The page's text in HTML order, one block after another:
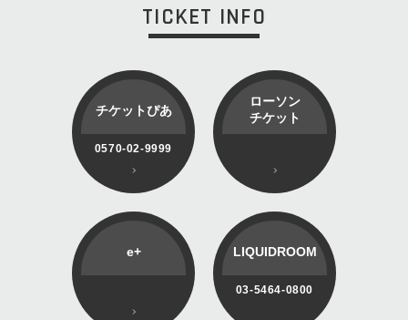
TICKET INFO
チケットぴあ
0570-02-9999
ローソン
チケット
e+ LIQUIDROOM
03-5464-0800